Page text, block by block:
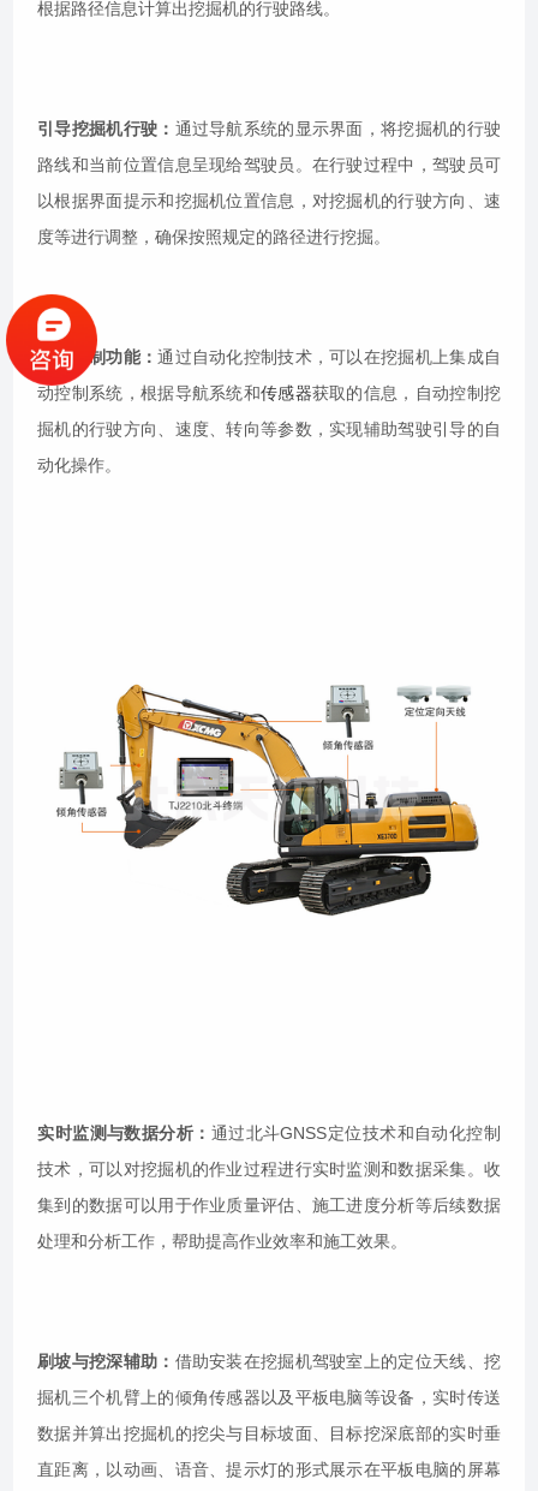
根据路径信息计算出挖掘机的行驶路线。
引导挖掘机行驶： 通过导航系统的显示界面，将挖掘机的行驶
路线和当前位置信息呈现给驾驶员。在行驶过程中，驾驶员可
以根据界面提示和挖掘机位置信息，对挖掘机的行驶方向、速
度等进行调整，确保按照规定的路径进行挖掘。
自动控制功能：通过自动化控制技术，可以在挖掘机上集成自
动控制系统，根据导航系统和传感器获取的信息，自动控制挖
掘机的行驶方向、速度、转向等参数，实现辅助驾驶引导的自
动化操作。
实时监测与数据分析： 通过北斗GNSS定位技术和自动化控制
技术，可以对挖掘机的作业过程进行实时监测和数据采集。收
集到的数据可以用于作业质量评估、施工进度分析等后续数据
处理和分析工作，帮助提高作业效率和施工效果。
刷坡与挖深辅助： 借助安装在挖掘机驾驶室上的定位天线、挖
掘机三个机臂上的倾角传感器以及平板电脑等设备，实时传送
数据并算出挖掘机的挖尖与目标坡面、目标挖深底部的实时垂
直距离，以动画、语音、提示灯的形式展示在平板电脑的屏幕